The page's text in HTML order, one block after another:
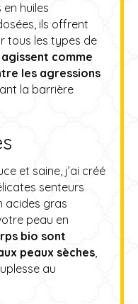
en huiles
ils offrent
tous les types de
comme
les agressions
la barrière
et saine, j’ai créé
senteurs
acides gras
peau en
bio sont
peaux sèches
au